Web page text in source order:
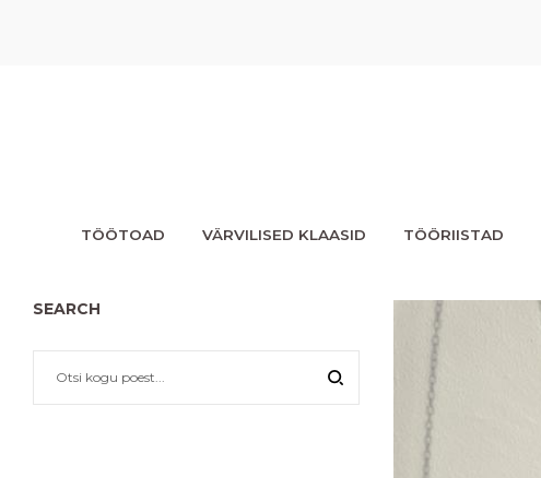
TÖÖTOAD VÄRVILISED KLAASID TÖÖRIISTAD
SEARCH